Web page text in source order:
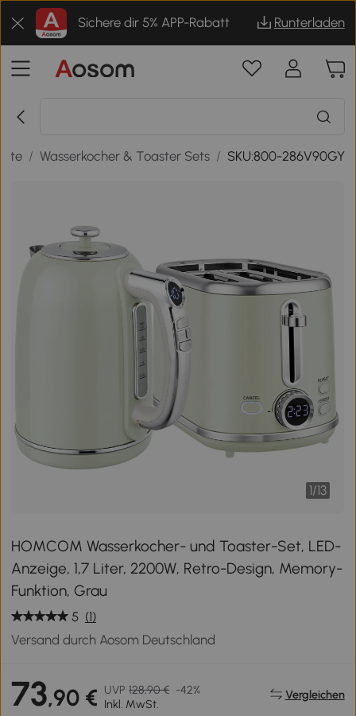
Sichere dir 5% APP-Rabatt Runterladen
/ Wasserkocher & Toaster Sets / SKU:800-286V90GY
1/13
HOMCOM Wasserkocher- und Toaster-Set, LED-
Anzeige, 1,7 Liter, 2200W, Retro-Design, Memory-
Funktion, Grau
5 (1)
Versand durch Aosom Deutschland
73,90 € UVP 128,90 € -42%
Inkl. MwSt.
Vergleichen